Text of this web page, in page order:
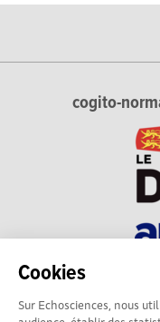
Cookies
Sur Echosciences, nous
cogito-
technique et du